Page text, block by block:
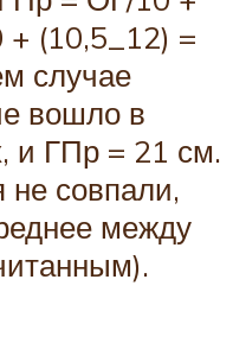
(10,5_12) =
случае
вошло в
и ГПр = 21 см.
совпали,
между